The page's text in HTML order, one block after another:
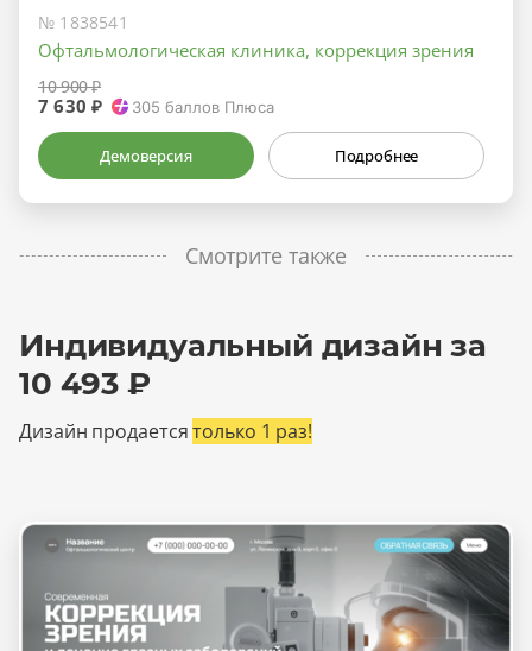
№ 1838541
Офтальмологическая клиника, коррекция зрения
10 900 ₽
7 630 ₽ 305 баллов Плюса
Демоверсия Подробнее
Смотрите также
Индивидуальный дизайн за
10 493 ₽
Дизайн продаетсятолько 1 раз!